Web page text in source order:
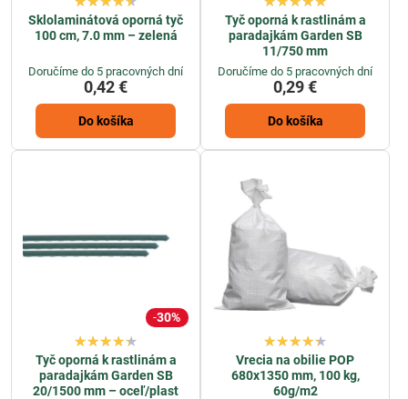
Sklolaminátová oporná tyč
100 cm, 7.0 mm – zelená
Doručíme do 5 pracovných dní
0,42 €
Do košíka
Tyč oporná k rastlinám a
paradajkám Garden SB
11/750 mm
Doručíme do 5 pracovných dní
0,29 €
Do košíka
30%
Tyč oporná k rastlinám a
paradajkám Garden SB
20/1500 mm – oceľ/plast
Vrecia na obilie POP
680x1350 mm, 100 kg,
60g/m2